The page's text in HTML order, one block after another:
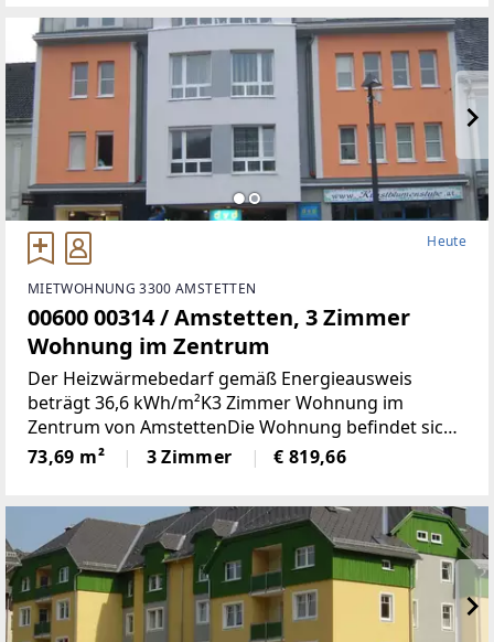
Heute
MIETWOHNUNG 3300 AMSTETTEN
00600 00314 / Amstetten, 3 Zimmer
Wohnung im Zentrum
Der Heizwärmebedarf gemäß Energieausweis
beträgt 36,6 kWh/m²K3 Zimmer Wohnung im
Zentrum von AmstettenDie Wohnung befindet sich
1. OG mit 73,69 m² Wohnnutzfläche und besteht aus
folgenden Räumen:Großzügiger Wohnraum
73,69 m² 3 Zimmer € 819,66